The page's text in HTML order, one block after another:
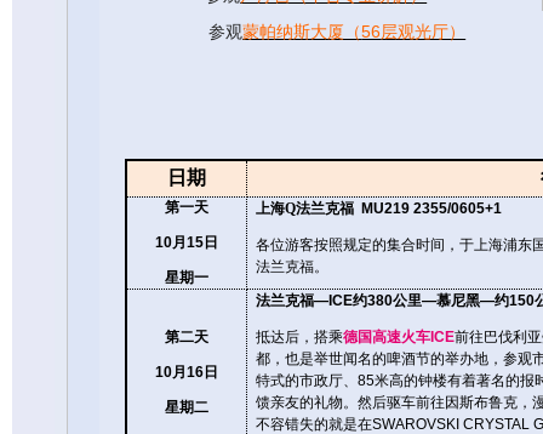
参观蒙帕纳斯大厦（56层观光厅）
日期
第一天
10月 15日
星期一
上海Q法兰克福 MU219 2355/0605+1
各位游客按照规定的集合时间，于上海浦东
法兰克福。
第二天
10月 16日
星期二
法兰克福—ICE约380公里—慕尼黑—约150
抵达后， 搭乘德国高速火车ICE前往巴伐利
都，也是举世闻名的啤酒节的举办地，参观
特式的市政厅、 85米高的钟楼有着著名的报
馈亲友的礼物。然后驱车前往因斯布鲁克，
不容错失的就是在SWAROVSKI CRYSTAL